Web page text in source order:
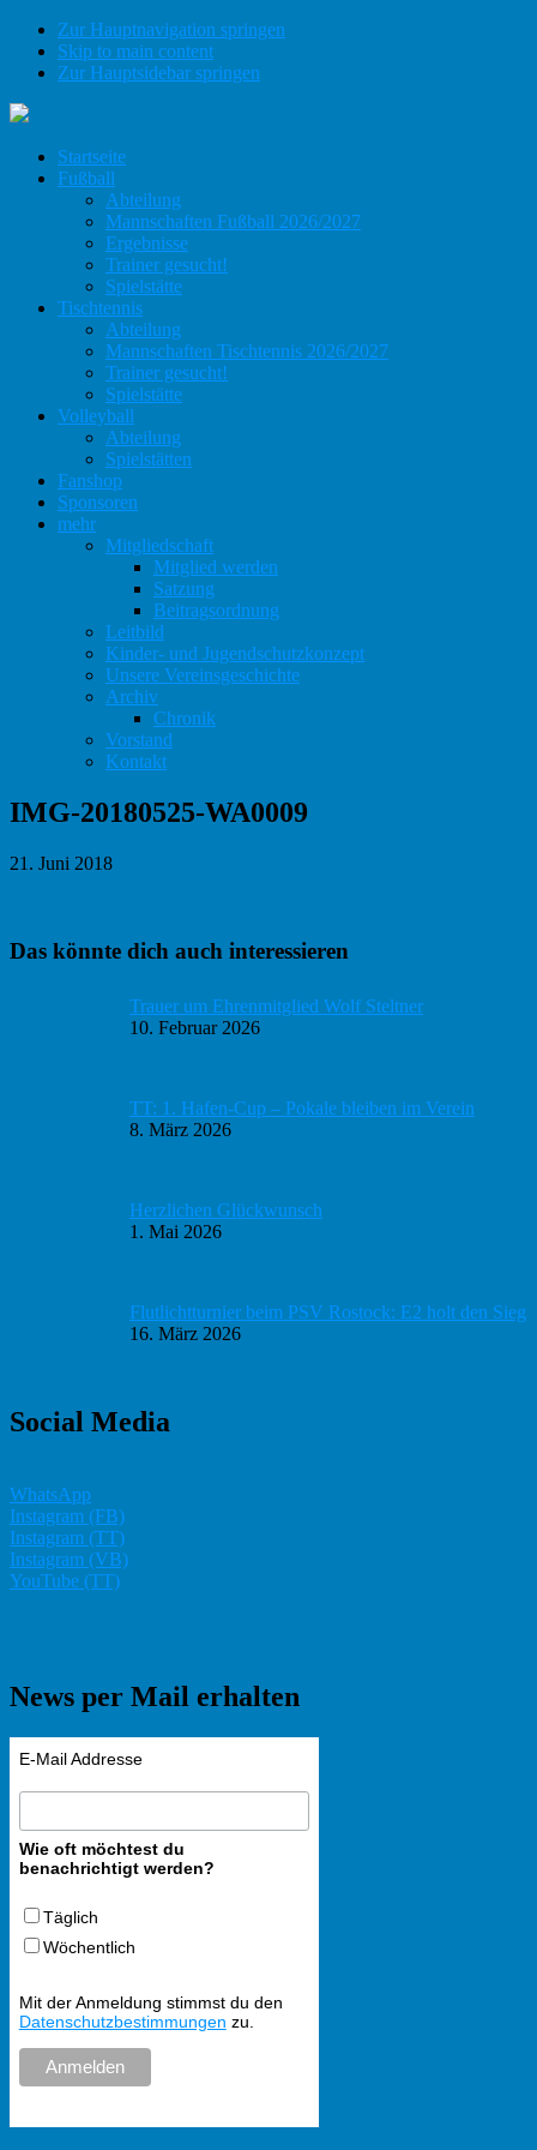
Zur Hauptnavigation springen
Skip to main content
Zur Hauptsidebar springen
Startseite
Fußball
Abteilung
Mannschaften Fußball 2026/2027
Ergebnisse
Trainer gesucht!
Spielstätte
Tischtennis
Abteilung
Mannschaften Tischtennis 2026/2027
Trainer gesucht!
Spielstätte
Volleyball
Abteilung
Spielstätten
Fanshop
Sponsoren
mehr
Mitgliedschaft
Mitglied werden
Satzung
Beitragsordnung
Leitbild
Kinder- und Jugendschutzkonzept
Unsere Vereinsgeschichte
Archiv
Chronik
Vorstand
Kontakt
IMG-20180525-WA0009
21. Juni 2018
Haupt-
Das könnte dich auch interessieren
Trauer um Ehrenmitglied Wolf Steltner
10. Februar 2026
TT: 1. Hafen-Cup – Pokale bleiben im Verein
8. März 2026
Herzlichen Glückwunsch
1. Mai 2026
Flutlichtturnier beim PSV Rostock: E2 holt den Sieg
16. März 2026
Social Media
WhatsApp
Instagram (FB)
Instagram (TT)
Instagram (VB)
YouTube (TT)
News per Mail erhalten
E-Mail Addresse
Wie oft möchtest du
benachrichtigt werden?
Täglich
Wöchentlich
Mit der Anmeldung stimmst du den
Datenschutzbestimmungen zu.